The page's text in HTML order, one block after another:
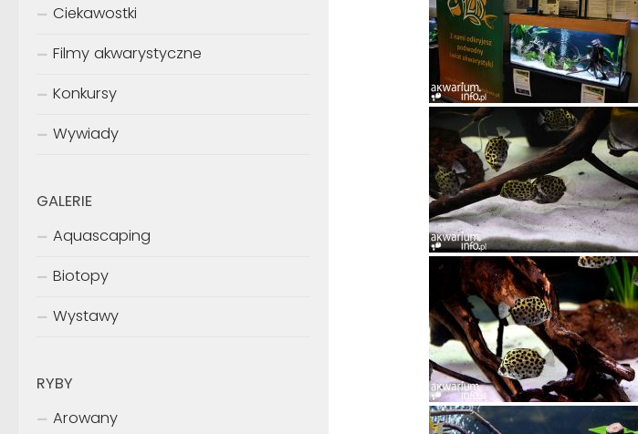
Ciekawostki
Filmy akwarystyczne
Konkursy
Wywiady
GALERIE
Aquascaping
Biotopy
Wystawy
RYBY
Arowany